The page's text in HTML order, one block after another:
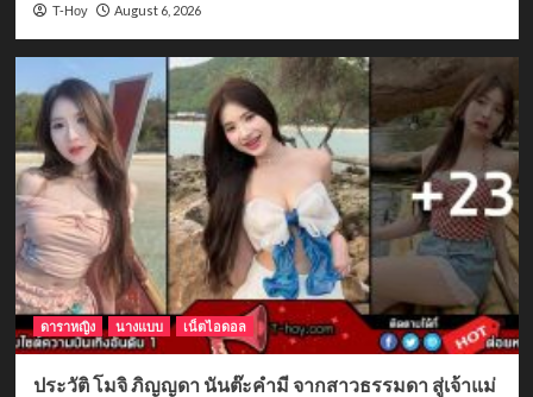
T-Hoy August 6, 2026
ดาราหญิง นางแบบ เน็ตไอดอล
ประวัติ โมจิ ภิญญดา นันต๊ะคำมี จากสาวธรรมดา สู่เจ้าแม่